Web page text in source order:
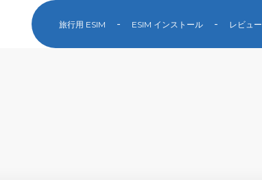
旅行用 ESIM ESIM インストール レビュー